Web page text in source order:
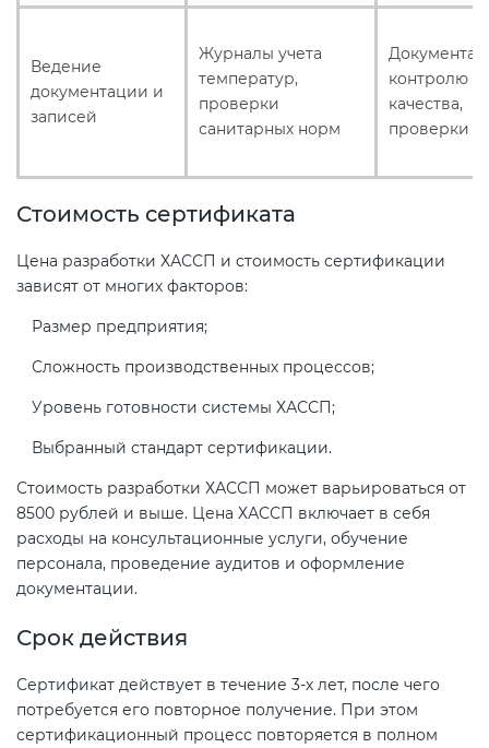
Ведение
документации и
записей
Журналы учета
температур,
проверки
санитарных норм
контролю
качества,
проверки
Стоимость сертификата
Цена разработки ХАССП и стоимость сертификации
зависят от многих факторов:
Размер предприятия;
Сложность производственных процессов;
Уровень готовности системы ХАССП;
Выбранный стандарт сертификации.
Стоимость разработки ХАССП может варьироваться от
8500 рублей и выше. Цена ХАССП включает в себя
расходы на консультационные услуги, обучение
персонала, проведение аудитов и оформление
документации.
Срок действия
Сертификат действует в течение 3-х лет, после чего
потребуется его повторное получение. При этом
сертификационный процесс повторяется в полном